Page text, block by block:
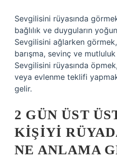
Sevgilisini rüyasında
bağlılık ve duyguların
Sevgilisini ağlarken
barışma, sevinç ve
Sevgilisini rüyasında
veya evlenme teklifi
gelir.
2 GÜN ÜST
KIŞIYI
NE ANLAMA